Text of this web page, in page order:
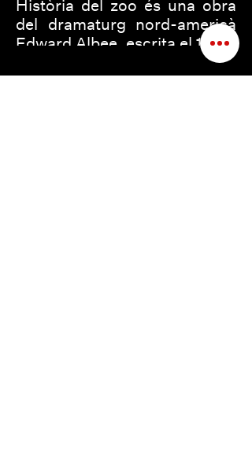
Història del zoo és una obra
del dramaturg nord-americà
Edward Albee, escrita el 1958.
Jerry i Peter, els
protagonistes, pertanyen [...]